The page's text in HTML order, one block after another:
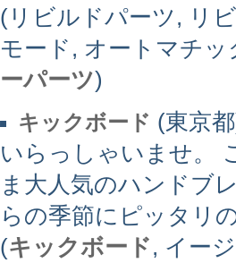
(リビルドパーツ, リ
モード, オートマチ
ーパーツ)
キックボード (東京
いらっしゃいませ。
ま大人気のハンドブ
らの季節にピッタリ
(キックボード, イー